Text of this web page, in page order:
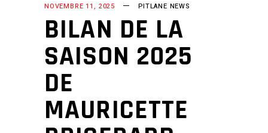
NOVEMBRE 11, 2025 PITLANE NEWS
BILAN DE LA
SAISON 2025
DE
MAURICETTE